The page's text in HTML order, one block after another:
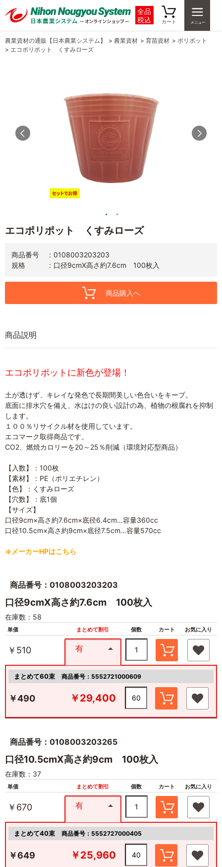
全品
税込
カート
農業資材の通販【日本農業システム】 > 農業資材 > 育苗資材 > ポリポット
> エコポリポット くすみローズ
エコポリポット くすみローズ
商品番号
0108003203203
規格
口径9cmX高さ約7.6cm 100枚入
商品購入へ
商品説明
エコポリポットに新色が登場！
土が透けず、キレイな発色で長期間美しい色合いをキープ。
底面に排水穴を備え、水はけの良い設計の為、植物の根腐れを抑制
します。
１００％リサイクル材を使用しています。
エコマーク取得商品です。
CO2、燃焼カロリーを20～25％削減（環境対応型商品）
【入数】：100枚
【素材】：PE（ポリエチレン）
【色】：くすみローズ
【穴数】：底1個
【サイズ】
口径9cm×高さ約7.6cm×底径6.4cm…容量360cc
口径10.5cm×高さ約9cm×底径7.5cm…容量570cc
⇒メーカーHPはこちら
商品番号：0108003203203
口径9cmX高さ約7.6cm 100枚入
在庫数：58
単価 まとめて割引 個数 カート お気に入り
￥510 有
まとめて60束 商品番号：5552721000609
￥490 ￥29,400
商品番号：0108003203265
口径10.5cmX高さ約9cm 100枚入
在庫数：37
単価 まとめて割引 個数 カート お気に入り
￥670 有
まとめて40束 商品番号：5552727000405
￥649 ￥25,960